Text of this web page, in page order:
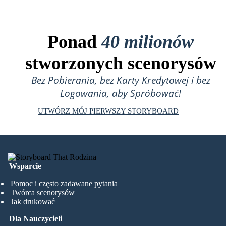
Ponad40 milionów
stworzonych scenorysów
Bez Pobierania, bez Karty Kredytowej i bez
Logowania, aby Spróbować!
UTWÓRZ MÓJ PIERWSZY STORYBOARD
Wsparcie
Pomoc i często zadawane pytania
Twórca scenorysów
Jak drukować
Dla Nauczycieli